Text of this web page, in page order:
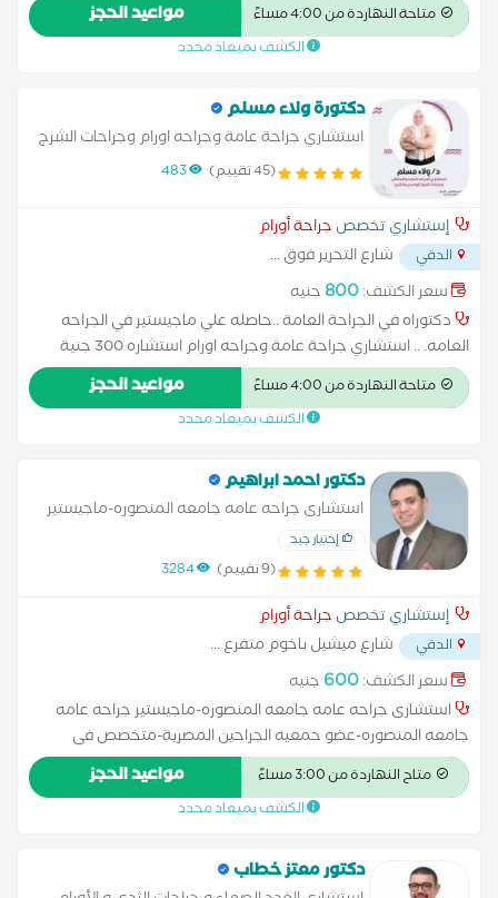
متاحة النهاردة من 4:00 مساءً مواعيد الحجز
الكشف بميعاد محدد
دكتورة ولاء مسلم
استشاري جراحة عامة وجراحه اورام وجراحات الشرج
(45 تقييم) 483
إستشاري تخصص جراحة أورام
الدقي شارع التحرير فوق...
سعر الكشف:800جنيه
دكتوراه في الجراحة العامة ..حاصله علي ماجيستير في الجراحه
العامه. .. استشاري جراحة عامة وجراحه اورام استشاره 300 جنية
متاحة النهاردة من 4:00 مساءً مواعيد الحجز
الكشف بميعاد محدد
دكتور احمد ابراهيم
استشارى جراحه عامه جامعه المنصوره-ماجيستير
جراحه عامه جامعه المنصوره-عضو حمعيه الجراحين
المصرية-متخصص فى عمليات الزائده الدوديه
والفتق والمراره بالمنظار و دوالى
إختيار جيد
(9 تقييم) 3284
إستشاري تخصص جراحة أورام
الدقي شارع ميشيل باخوم متفرع...
سعر الكشف:600 جنيه
استشارى جراحه عامه جامعه المنصوره-ماجيستير جراحه عامه
جامعه المنصوره-عضو حمعيه الجراحين المصرية-متخصص فى
عمليات الزائده الدوديه والفتق والمراره بالمنظار و دوالى الخصيتين
والشرخ والبواسير والناسور بالليزر.
متاح النهاردة من 3:00 مساءً مواعيد الحجز
الكشف بميعاد محدد
دكتور معتز خطاب